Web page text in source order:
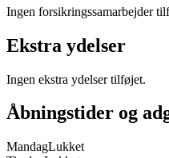
Ingen forsikringssamarbejder
Ekstra ydelser
Ingen ekstra ydelser tilføjet.
Åbningstider og
MandagLukket